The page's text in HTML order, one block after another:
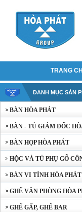
TRANG
DANH MỤC SẢN
BÀN HÒA PHÁT
BÀN - TỦ GIÁM ĐỐC
BÀN HỌP HÒA PHÁT
HỘC VÀ TỦ PHỤ GỖ
BÀN VI TÍNH HÒA PHÁT
GHẾ VĂN PHÒNG HÒA
GHẾ GẤP, GHẾ BAR